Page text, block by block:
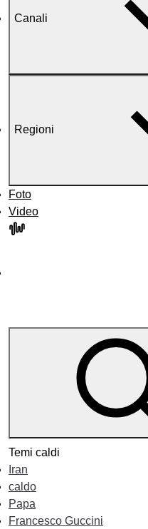
Canali
Regioni
Foto
Video
Temi caldi
Iran
caldo
Papa
Francesco Guccini